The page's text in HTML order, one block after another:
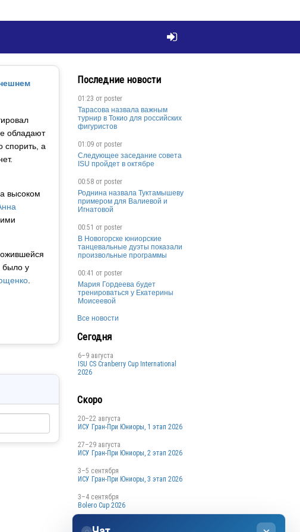

обладают
спорить, а
высоком
было у
.
Последние новости
01:23 от poster
Тарасова назвала важным
турнир в Токио для российских
фигуристов
01:09 от poster
Следующее заседание совета
ISU пройдет в октябре
00:58 от poster
Роднина назвала Туктамышеву
примером для Валиевой и
Игнатовой
00:51 от poster
В Новогорске юниорские
танцевальные дуэты показали
произвольные программы
00:41 от poster
Мария Гордеева будет
тренироваться у Екатерины
Моисеевой
Все новости
Сегодня
6–9 августа
ISU CS Cranberry Cup International
2026
Скоро
20–22 августа
ИСУ Гран-При Юниоры, 1 этап 2026
27–29 августа
ИСУ Гран-При Юниоры, 2 этап 2026
3–5 сентября
ИСУ Гран-При Юниоры, 3 этап 2026
3–4 сентября
Bolero Cup 2026